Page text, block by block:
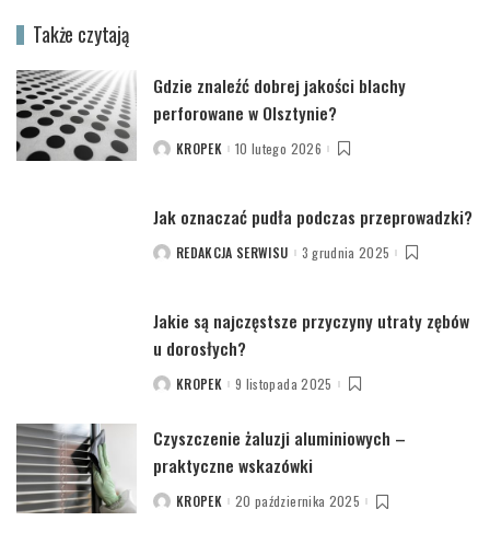
Także czytają
Gdzie znaleźć dobrej jakości blachy
perforowane w Olsztynie?
POSTEDKROPEK 10 lutego 2026
Jak oznaczać pudła podczas przeprowadzki?
POSTEDREDAKCJA SERWISU 3 grudnia 2025
Jakie są najczęstsze przyczyny utraty zębów
u dorosłych?
POSTEDKROPEK 9 listopada 2025
Czyszczenie żaluzji aluminiowych –
praktyczne wskazówki
POSTEDKROPEK 20 października 2025